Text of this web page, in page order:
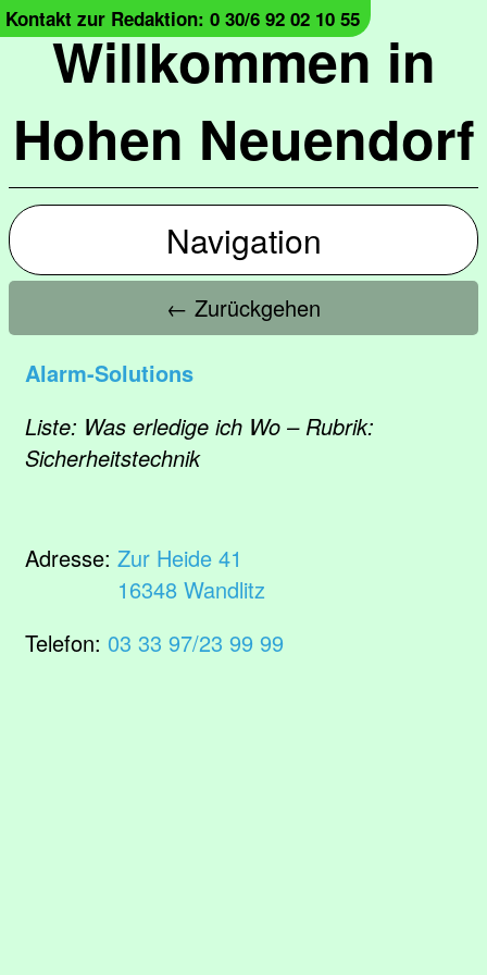
Willkommen in
Hohen Neuendorf
Kontakt zur Redaktion: 0 30/6 92 02 10 55
Navigation
← Zurückgehen
Alarm-Solutions
Liste: Was erledige ich Wo – Rubrik:
Sicherheitstechnik
Adresse: Zur Heide 41
16348 Wandlitz
Telefon: 03 33 97/23 99 99